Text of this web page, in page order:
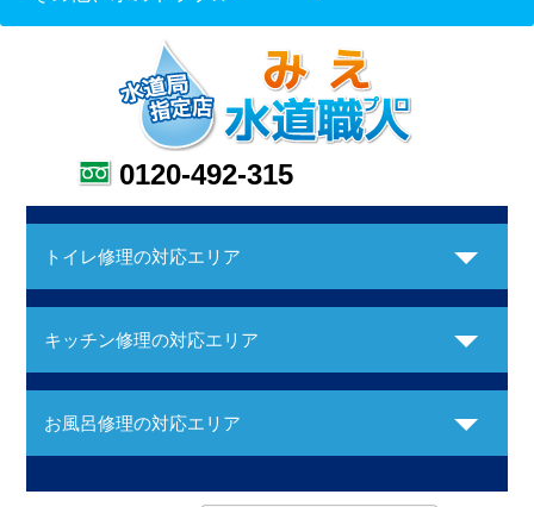
0120-492-315
トイレ修理の対応エリア
キッチン修理の対応エリア
お風呂修理の対応エリア